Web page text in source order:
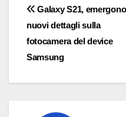
Navigazione
articoli
Galaxy S21, emergono
nuovi dettagli sulla
fotocamera del device
Samsung